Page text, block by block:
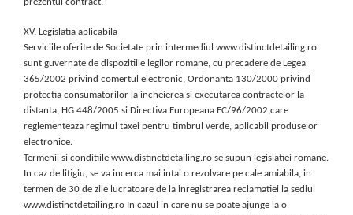
XV. Legislatia aplicabila
Serviciile oferite de Societate prin intermediul www.distinctdetailing.ro
sunt guvernate de dispozitiile legilor romane, cu precadere de Legea
365/2002 privind comertul electronic, Ordonanta 130/2000 privind
protectia consumatorilor la incheierea si executarea contractelor la
distanta, HG 448/2005 si Directiva Europeana EC/96/2002,care
reglementeaza regimul taxei pentru timbrul verde, aplicabil produselor
electronice.
Termenii si conditiile www.distinctdetailing.ro se supun legislatiei romane.
In caz de litigiu, se va incerca mai intai o rezolvare pe cale amiabila, in
termen de 30 de zile lucratoare de la inregistrarea reclamatiei la sediul
www.distinctdetailing.ro In cazul in care nu se poate ajunge la o